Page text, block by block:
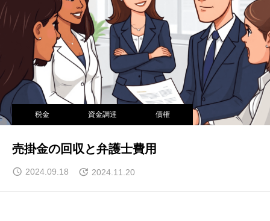
税金 資金調達 債権
売掛金の回収と弁護士費用
2024.09.18 2024.11.20